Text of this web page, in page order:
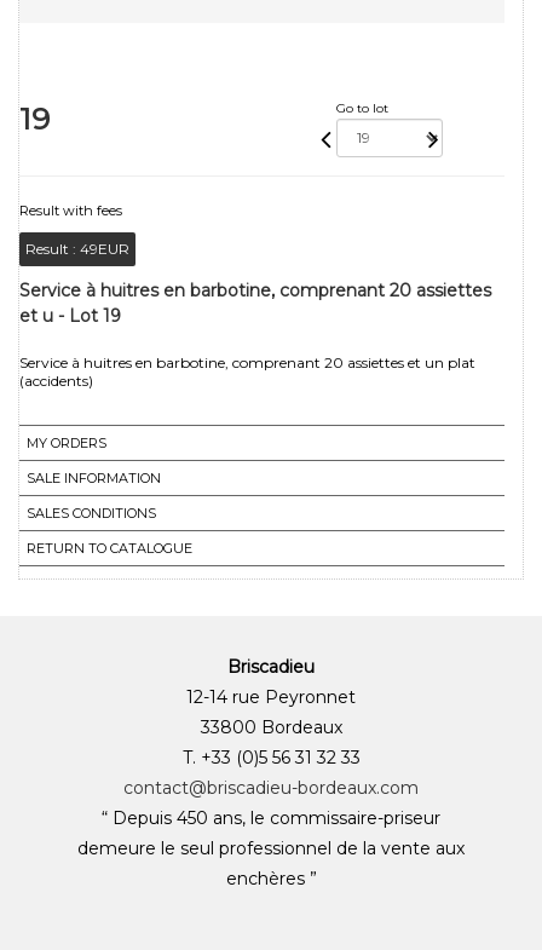
19 Go to lot
Result with fees
Result : 49EUR
Service à huitres en barbotine, comprenant 20 assiettes
et u - Lot 19
Service à huitres en barbotine, comprenant 20 assiettes et un plat
(accidents)
MY ORDERS
SALE INFORMATION
SALES CONDITIONS
RETURN TO CATALOGUE
Briscadieu
12-14 rue Peyronnet
33800 Bordeaux
T. +33 (0)5 56 31 32 33
contact@briscadieu-bordeaux.com
“ Depuis 450 ans, le commissaire-priseur
demeure le seul professionnel de la vente aux
enchères ”